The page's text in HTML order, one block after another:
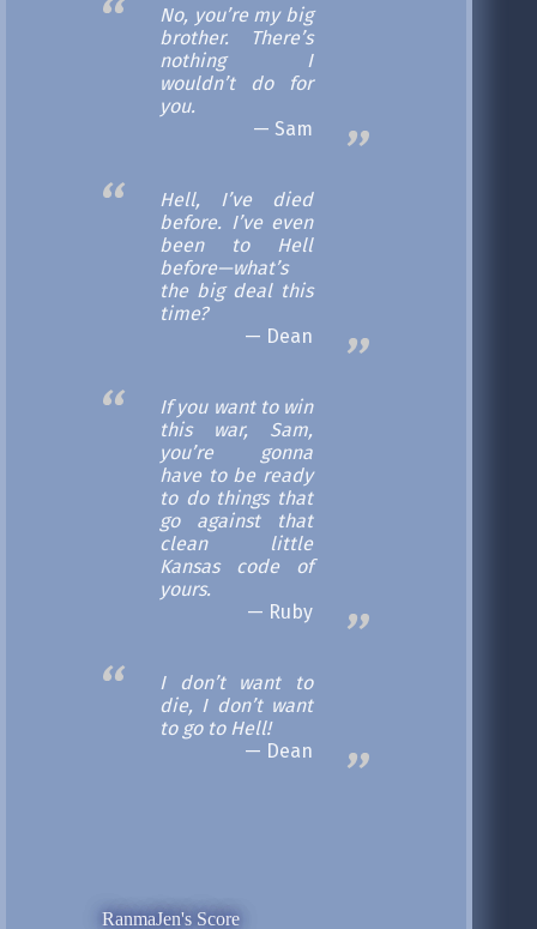
No, you’re my big
brother. There’s
nothing I
wouldn’t do for
you.
Sam
Hell, I’ve died
before. I’ve even
been to Hell
before—what’s
the big deal this
time?
Dean
If you want to win
this war, Sam,
you’re gonna
have to be ready
to do things that
go against that
clean little
Kansas code of
yours.
Ruby
I don’t want to
die, I don’t want
to go to Hell!
Dean
RanmaJen's Score